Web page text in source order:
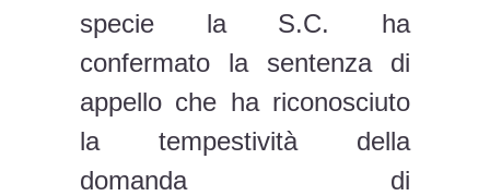
specie la S.C. ha
confermato la sentenza di
appello che ha riconosciuto
la tempestività della
domanda di